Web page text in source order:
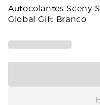
Autocolantes Sceny
Global Gift Branco